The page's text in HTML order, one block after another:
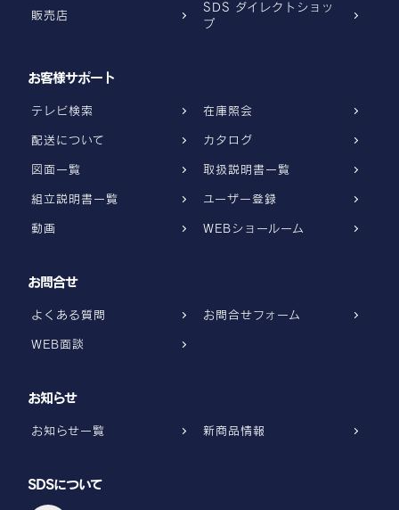
販売店
SDS ダイレクトショッ
プ
お客様サポート
テレビ検索 在庫照会
配送について カタログ
図面一覧 取扱説明書一覧
組立説明書一覧 ユーザー登録
動画 WEBショールーム
お問合せ
よくある質問 お問合せフォーム
WEB面談
お知らせ
お知らせ一覧 新商品情報
SDSについて